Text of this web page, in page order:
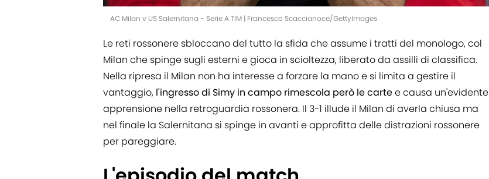
AC Milan v US Salernitana - Serie A TIM | Francesco Scaccianoce/GettyImages
Le reti rossonere sbloccano del tutto la sfida che assume i tratti del monologo, col
Milan che spinge sugli esterni e gioca in scioltezza, liberato da assilli di classifica.
Nella ripresa il Milan non ha interesse a forzare la mano e si limita a gestire il
vantaggio, l'ingresso di Simy in campo rimescola però le cartee causa un'evidente
apprensione nella retroguardia rossonera. Il 3-1 illude il Milan di averla chiusa ma
nel finale la Salernitana si spinge in avanti e approfitta delle distrazioni rossonere
per pareggiare.